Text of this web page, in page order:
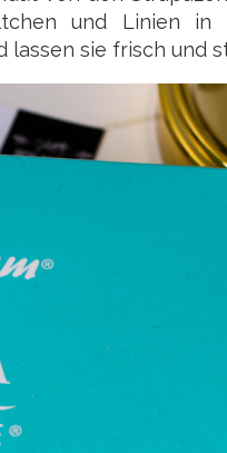
und Linien
sie frisch und